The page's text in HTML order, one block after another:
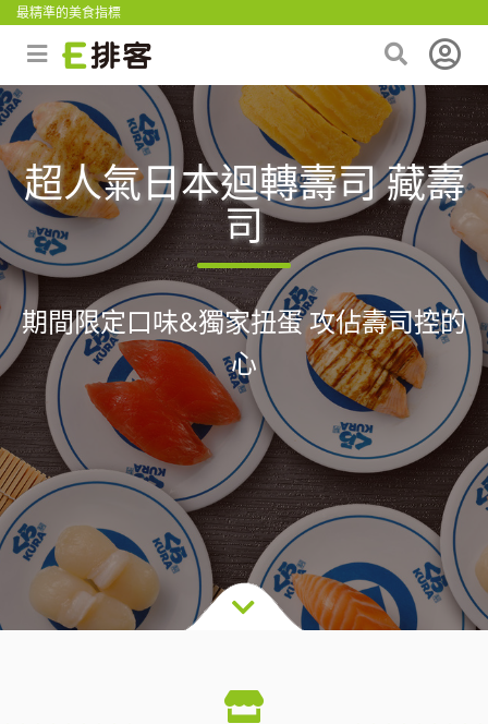
最精準的美食指標
超人氣日本迴轉壽司 藏壽
司
期間限定口味&獨家扭蛋 攻佔壽司控的
心